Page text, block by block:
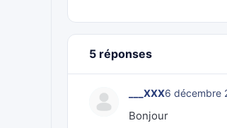
5 réponses
___XXX6 décembre
Bonjour